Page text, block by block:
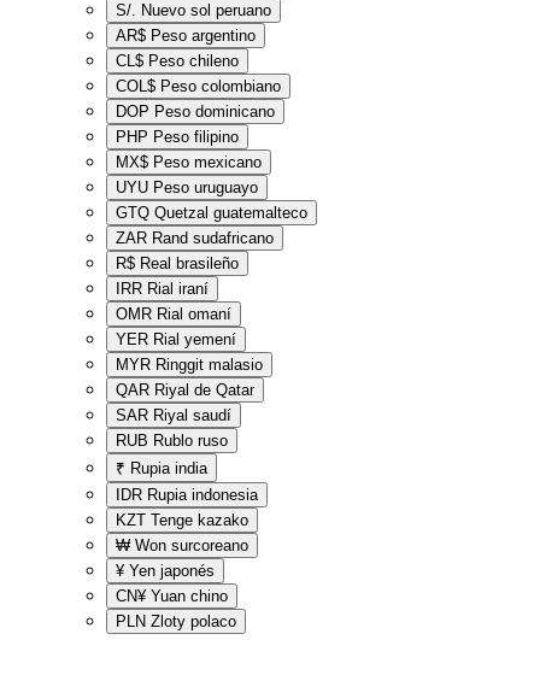
S/. Nuevo sol peruano
AR$ Peso argentino
CL$ Peso chileno
COL$ Peso colombiano
DOP Peso dominicano
PHP Peso filipino
MX$ Peso mexicano
UYU Peso uruguayo
GTQ Quetzal guatemalteco
ZAR Rand sudafricano
R$ Real brasileño
IRR Rial iraní
OMR Rial omaní
YER Rial yemení
MYR Ringgit malasio
QAR Riyal de Qatar
SAR Riyal saudí
RUB Rublo ruso
₹ Rupia india
IDR Rupia indonesia
KZT Tenge kazako
₩ Won surcoreano
¥ Yen japonés
CN¥ Yuan chino
PLN Zloty polaco